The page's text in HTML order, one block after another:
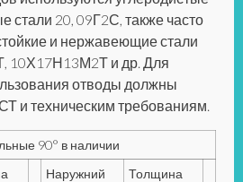
стали 20, 09Г2С, также часто
и нержавеющие стали
10Х17Н13М2Т и др. Для
отводы должны
и техническим требованиям.
90° в наличии
Наружний
Толщина